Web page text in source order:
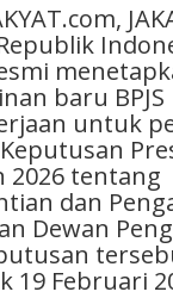
baru BPJS
untuk
2026 tentang
dan
Dewan
19 Februari